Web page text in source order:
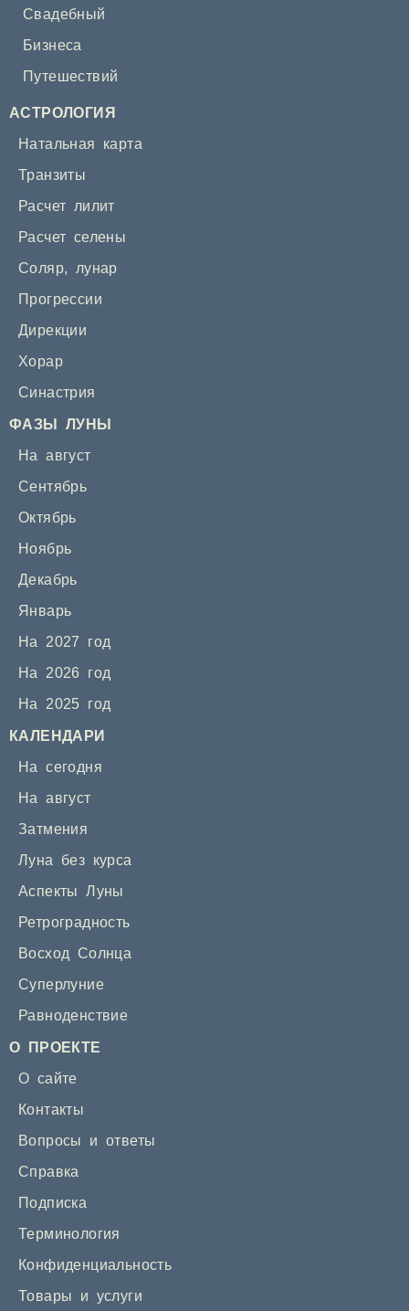
Свадебный
Бизнеса
Путешествий
АСТРОЛОГИЯ
Натальная карта
Транзиты
Расчет лилит
Расчет селены
Соляр, лунар
Прогрессии
Дирекции
Хорар
Синастрия
ФАЗЫ ЛУНЫ
На август
Сентябрь
Октябрь
Ноябрь
Декабрь
Январь
На 2027 год
На 2026 год
На 2025 год
КАЛЕНДАРИ
На сегодня
На август
Затмения
Луна без курса
Аспекты Луны
Ретроградность
Восход Солнца
Суперлуние
Равноденствие
О ПРОЕКТЕ
О сайте
Контакты
Вопросы и ответы
Справка
Подписка
Терминология
Конфиденциальность
Товары и услуги